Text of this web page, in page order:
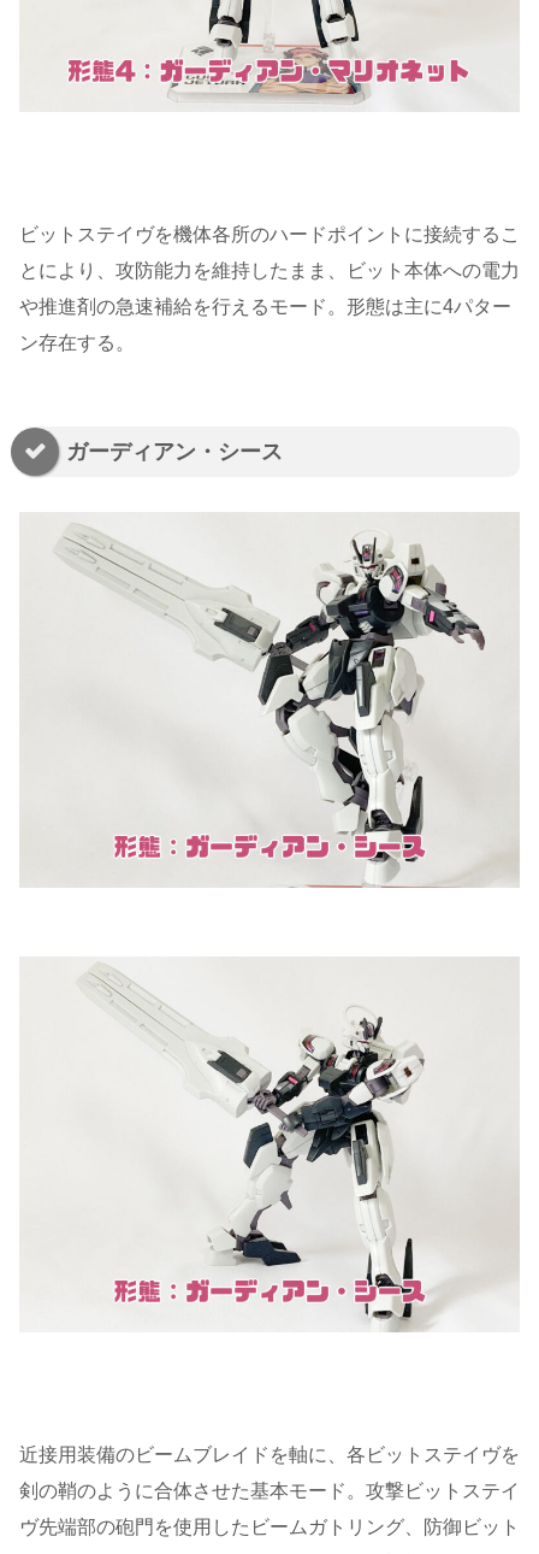
ビットステイヴを機体各所のハードポイントに接続するこ
とにより、攻防能力を維持したまま、ビット本体への電力
や推進剤の急速補給を行えるモード。形態は主に4パター
ン存在する。
ガーディアン・シース
近接用装備のビームブレイドを軸に、各ビットステイヴを
剣の鞘のように合体させた基本モード。攻撃ビットステイ
ヴ先端部の砲門を使用したビームガトリング、防御ビット